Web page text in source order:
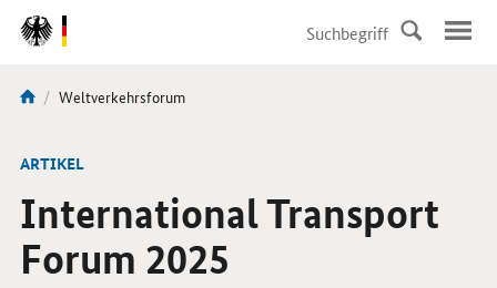
DirektZu:
Navigation
Sie
hier:
Aktuelle
Weltverkehrsforum
ARTIKEL
International Transport
Forum 2025